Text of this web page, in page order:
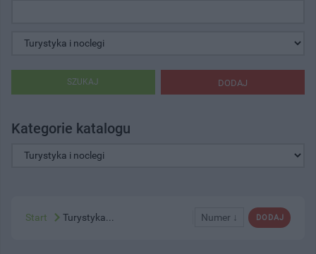
DODAJ
SZUKAJ
Kategorie katalogu
DODAJ
Numer ↓
Start Turystyka...